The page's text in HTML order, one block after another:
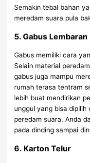
Semakin tebal bahan
meredam suara pula
5. Gabus Lembaran
Gabus memiliki cara
Selain material
gabus juga mampu
rumah terasa tentram
lebih buat mendirikan
unggul yang bisa dipilih
peredam suara. Anda
pada dinding sampai
6. Karton Telur